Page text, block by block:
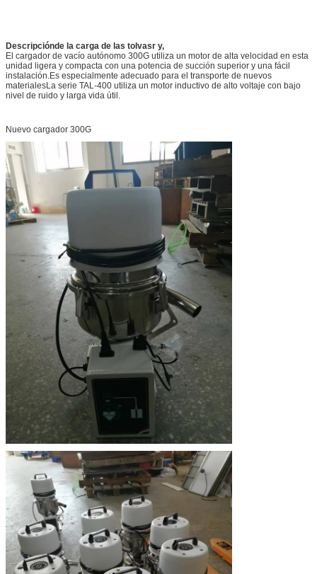
Descripciónde la carga de las tolvasr y,
El cargador de vacío autónomo 300G utiliza un motor de alta velocidad en esta
unidad ligera y compacta con una potencia de succión superior y una fácil
instalación.Es especialmente adecuado para el transporte de nuevos
materialesLa serie TAL-400 utiliza un motor inductivo de alto voltaje con bajo
nivel de ruido y larga vida útil.
Nuevo cargador 300G